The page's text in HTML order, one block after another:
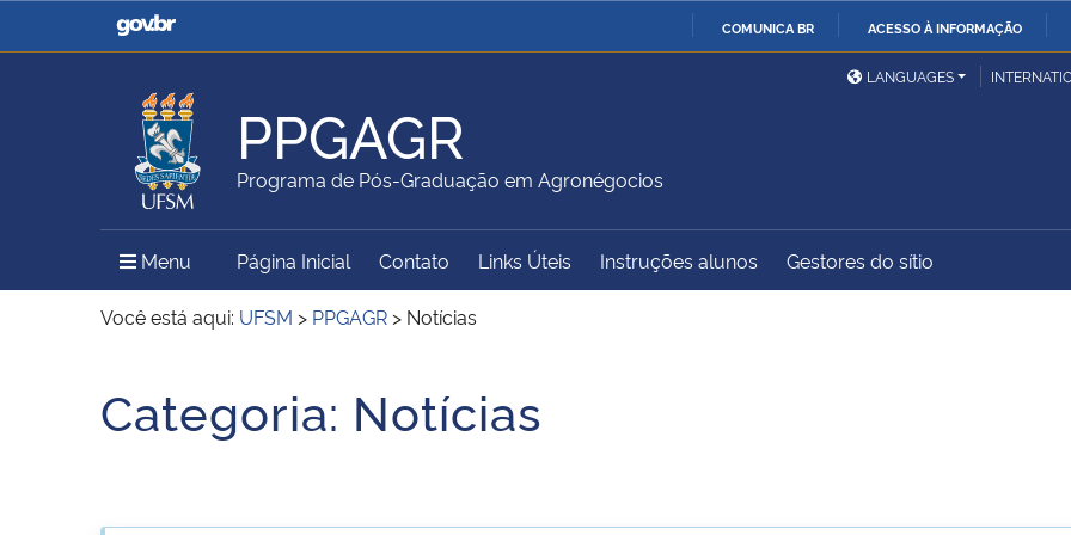
COMUNICA BR ACESSO À INFORMAÇÃO
Casa Civil
Ministério da Justiça e
Ministério da Defesa
Ministério das Relações
Exteriores
Ministério da Agricultura,
Pecuária e Abastecimento
Ministério da Educação
Ministério do Meio Ambiente Ministério do Turismo
Ministério do
Controladoria-Geral da
Secretaria de Governo
Gabinete de Segurança
LANGUAGES
PPGAGR
Programa de Pós-Graduação em Agronégocios
Menu Menu Principal do Sítio
Página Inicial Contato Links Úteis Instruções alunos Gestores do sítio
Você está aqui: UFSM > PPGAGR > Notícias
Categoria: Notícias